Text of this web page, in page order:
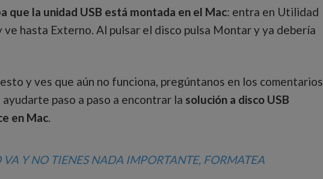
que la unidad USB está montada en el Mac: entra en Utilidad
ve hasta Externo. Al pulsar el disco pulsa Montar y ya debería
y ves que aún no funciona, pregúntanos en los comentarios
ayudarte paso a paso a encontrar la solución a disco USB
en Mac.
VA Y NO TIENES NADA IMPORTANTE, FORMATEA